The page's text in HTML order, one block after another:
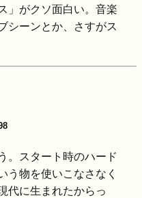
」がクソ面白い。音楽
シーンとか、さすがス
。スタート時のハード
う物を使いこなさなく
代に生まれたからっ